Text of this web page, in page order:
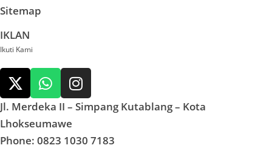
Sitemap
IKLAN
Ikuti Kami
Jl. Merdeka II – Simpang Kutablang – Kota
Lhokseumawe
Phone: 0823 1030 7183